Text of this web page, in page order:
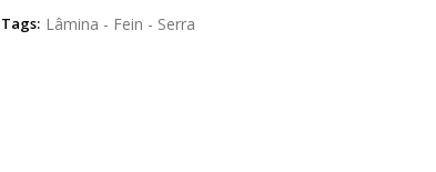
Tags: Lâmina - Fein - Serra